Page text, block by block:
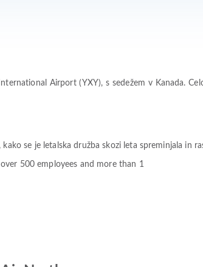
Airport (YXY), s sedežem v Kanada.
se je letalska družba skozi leta spreminjala in
500 employees and more than 1